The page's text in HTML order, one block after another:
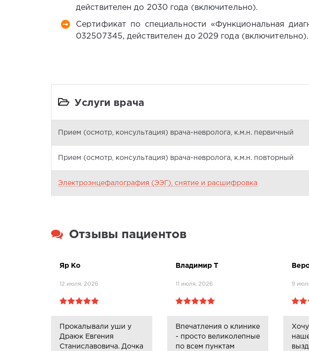
действителен до 2030 года (включительно).
Сертификат по специальности «Функциональная
032507345, действителен до 2029 года (включительно).
Услуги врача
Прием (осмотр, консультация) врача-невролога, к.м.н. первичный
Прием (осмотр, консультация) врача-невролога, к.м.н. повторный
Электроэнцефалография (ЭЭГ), снятие и расшифровка
Отзывы пациентов
Яр Ко
12 июля, 2026
Прокалывали уши у
Драюк Евгения
Станиславовича. Дочка
Владимир Т
11 июля, 2026
Впечатления о клинике
- просто великолепные
по всем пунктам
9